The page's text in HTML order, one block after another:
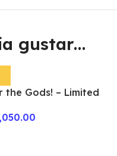
gustar…
the Gods! – Limited